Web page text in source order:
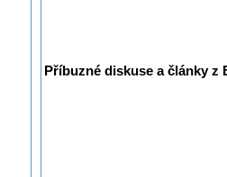
Příbuzné diskuse a články z